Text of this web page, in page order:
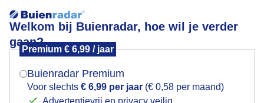
Welkom bij Buienradar, hoe wil je verder
gaan?
Premium € 6,99 / jaar
Buienradar Premium
Voor slechts € 6,99 per jaar (€ 0,58 per maand)
Advertentievrij en privacy veilig
Mist in de polder
Mogen we je locatie gebruiken voor het